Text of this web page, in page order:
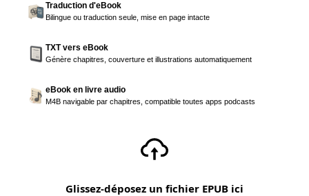
Traduction d'eBook
Bilingue ou traduction seule, mise en page intacte
TXT vers eBook
Génère chapitres, couverture et illustrations automatiquement
eBook en livre audio
M4B navigable par chapitres, compatible toutes apps podcasts
Glissez-déposez un fichier EPUB ici